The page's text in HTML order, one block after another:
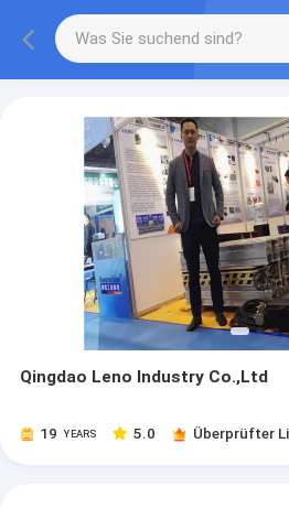
Qingdao Leno Industry Co.,Ltd
19 YEARS 5.0 Überprüfter